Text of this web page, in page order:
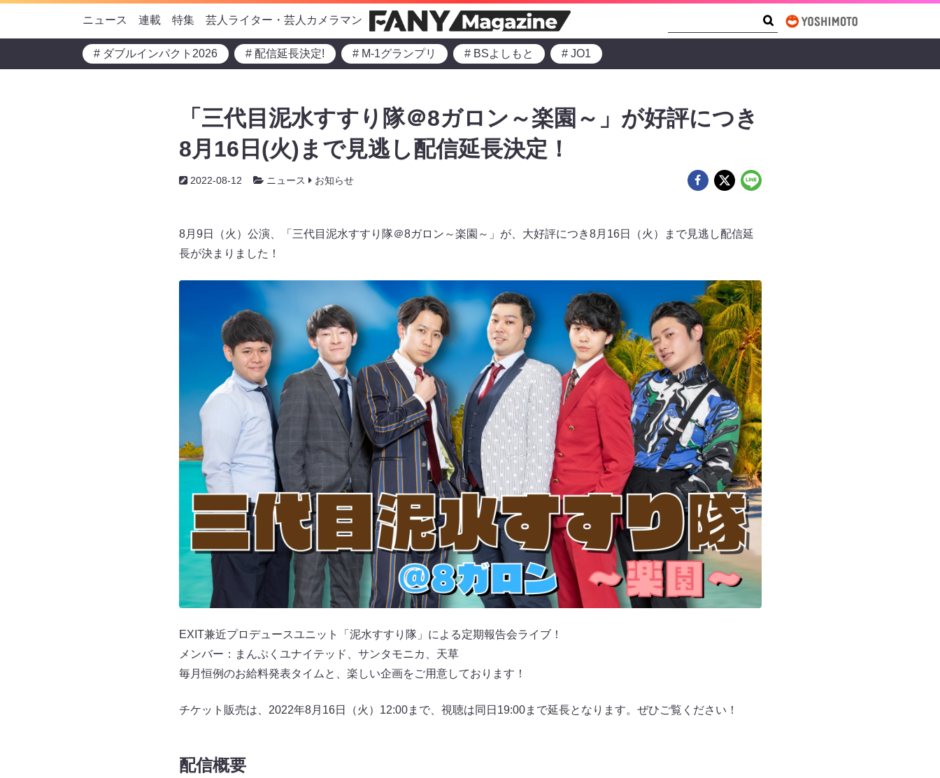
ニュース 連載 特集 芸人ライター・芸人カメラマン
# ダブルインパクト2026 # 配信延長決定! # M-1グランプリ # BSよしもと # JO1
「三代目泥水すすり隊＠8ガロン～楽園～」が好評につき
8月16日(火)まで見逃し配信延長決定！
2022-08-12 ニュース お知らせ
8月9日（火）公演、「三代目泥水すすり隊＠8ガロン～楽園～」が、大好評につき8月16日（火）まで見逃し配信延
長が決まりました！
EXIT兼近プロデュースユニット「泥水すすり隊」による定期報告会ライブ！
メンバー：まんぷくユナイテッド、サンタモニカ、天草
毎月恒例のお給料発表タイムと、楽しい企画をご用意しております！
チケット販売は、2022年8月16日（火）12:00まで、視聴は同日19:00まで延長となります。ぜひご覧ください！
配信概要